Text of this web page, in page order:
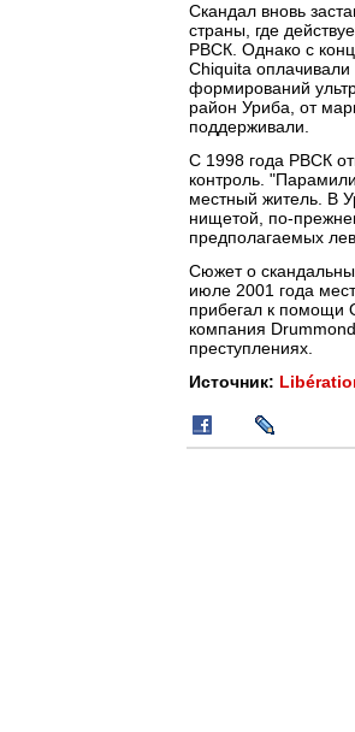
Скандал вновь
страны, где
РВСК. Однако с
Chiquita оплачивали
формирований
район Уриба, от
поддерживали.
С 1998 года РВСК
контроль.
местный житель. В
нищетой, по-
предполагаемых
Сюжет о
июле 2001 года
прибегал к помощи
компания
преступлениях.
Источник: